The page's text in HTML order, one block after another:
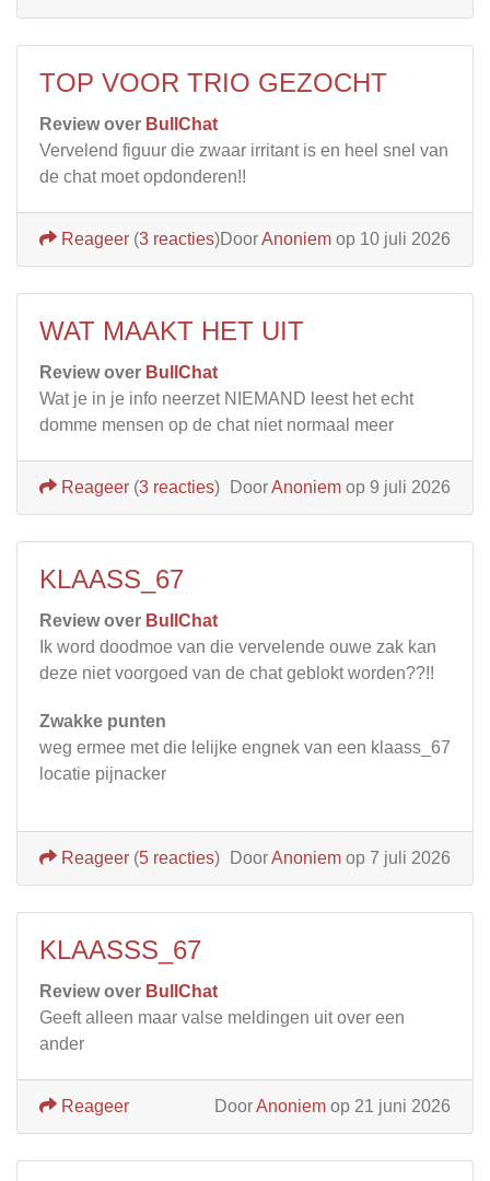
TOP VOOR TRIO GEZOCHT
Review over BullChat
Vervelend figuur die zwaar irritant is en heel snel van
de chat moet opdonderen!!
DoorAnoniem op 10 juli 2026
Reageer (3 reacties)
WAT MAAKT HET UIT
Review over BullChat
Wat je in je info neerzet NIEMAND leest het echt
domme mensen op de chat niet normaal meer
DoorAnoniem op 9 juli 2026
Reageer (3 reacties)
KLAASS_67
Review over BullChat
Ik word doodmoe van die vervelende ouwe zak kan
deze niet voorgoed van de chat geblokt worden??!!
Zwakke punten
weg ermee met die lelijke engnek van een klaass_67
locatie pijnacker
DoorAnoniem op 7 juli 2026
Reageer (5 reacties)
KLAASSS_67
Review over BullChat
Geeft alleen maar valse meldingen uit over een
ander
DoorAnoniem op 21 juni 2026
Reageer